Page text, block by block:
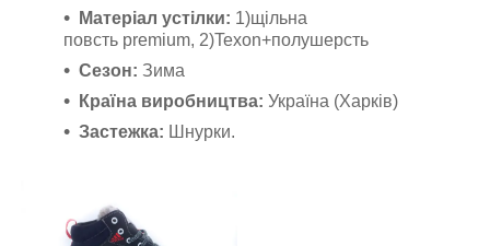
Матеріал устілки: 1)щільна
повсть premium, 2)Texon+полушерсть
Сезон: Зима
Країна виробництва: Україна (Харків)
Застежка: Шнурки.